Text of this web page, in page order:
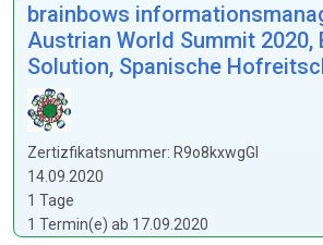
brainbows
Austrian World Summit 2020,
Solution, Spanische
Zertizfikatsnummer: R9o8kxwgGI
14.09.2020
1 Tage
1 Termin(e) ab 17.09.2020